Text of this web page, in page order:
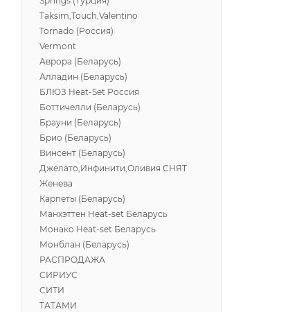
Taksim,Touch,Valentino
Tornado (Россия)
Vermont
Аврора (Беларусь)
Алладин (Беларусь)
БЛЮЗ Heat-Set Россия
Боттичелли (Беларусь)
Брауни (Беларусь)
Брио (Беларусь)
Винсент (Беларусь)
Джелато,Инфинити,Оливия СНЯТ
Женева
Карпеты (Беларусь)
Манхэттен Heat-set Беларусь
Монако Heat-set Беларусь
Монблан (Беларусь)
РАСПРОДАЖА
СИРИУС
СИТИ
ТАТАМИ